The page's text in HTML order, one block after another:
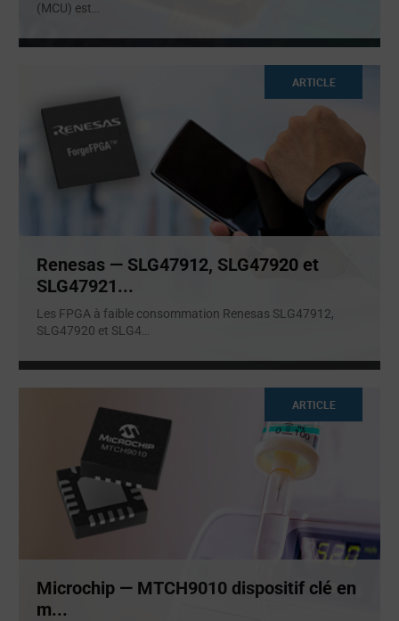
(MCU) est...
ARTICLE
Renesas — SLG47912, SLG47920 et
SLG47921...
Les FPGA à faible consommation Renesas SLG47912,
SLG47920 et SLG4...
ARTICLE
Microchip — MTCH9010 dispositif clé en
m...